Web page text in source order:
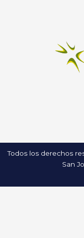
Todos los derechos
San